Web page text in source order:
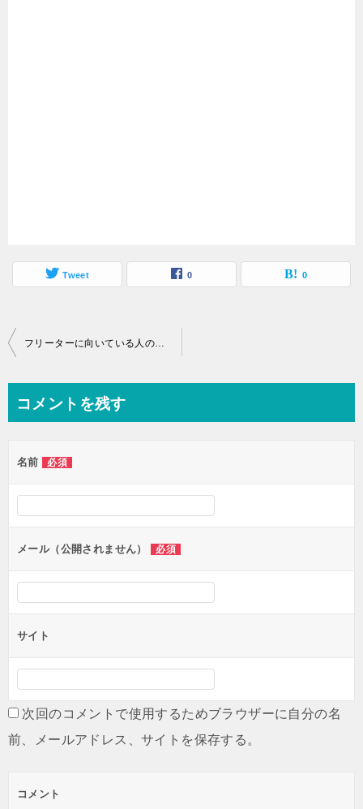
Tweet 0 0
投
ビ
ー
シ
ン
フリーターに向いている人の特徴を30代フリーターが5つ考えてみた
コメントを残す
名前 必須
メール（公開されません） 必須
サイト
次回のコメントで使用するためブラウザーに自分の名
前、メールアドレス、サイトを保存する。
コメント